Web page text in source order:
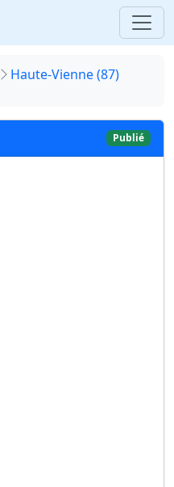
Haute-Vienne (87)
Publié